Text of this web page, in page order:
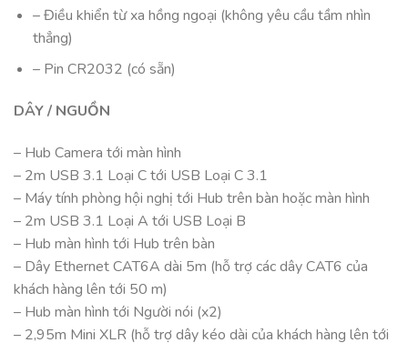
– Điều khiển từ xa hồng ngoại (không yêu cầu tầm nhìn
thẳng)
– Pin CR2032 (có sẵn)
DÂY / NGUỒN
– Hub Camera tới màn hình
– 2m USB 3.1 Loại C tới USB Loại C 3.1
– Máy tính phòng hội nghị tới Hub trên bàn hoặc màn hình
– 2m USB 3.1 Loại A tới USB Loại B
– Hub màn hình tới Hub trên bàn
– Dây Ethernet CAT6A dài 5m (hỗ trợ các dây CAT6 của
khách hàng lên tới 50 m)
– Hub màn hình tới Người nói (x2)
– 2,95m Mini XLR (hỗ trợ dây kéo dài của khách hàng lên tới